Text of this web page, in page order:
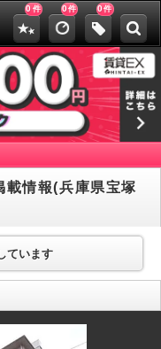
0 件 0件 0件
載情報(兵庫県宝塚
ています